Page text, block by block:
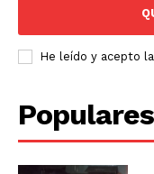
He leído y acepto la
Populares